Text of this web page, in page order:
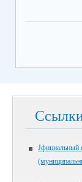
Jфициальный